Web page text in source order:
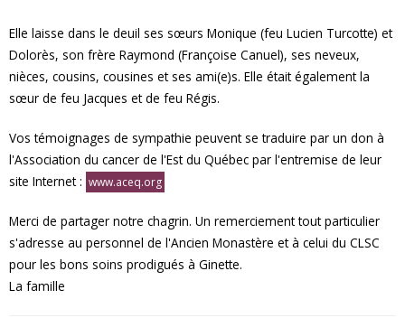
Elle laisse dans le deuil ses sœurs Monique (feu Lucien Turcotte) et
Dolorès, son frère Raymond (Françoise Canuel), ses neveux,
nièces, cousins, cousines et ses ami(e)s. Elle était également la
sœur de feu Jacques et de feu Régis.
Vos témoignages de sympathie peuvent se traduire par un don à
l'Association du cancer de l'Est du Québec par l'entremise de leur
site Internet : www.aceq.org
Merci de partager notre chagrin. Un remerciement tout particulier
s'adresse au personnel de l'Ancien Monastère et à celui du CLSC
pour les bons soins prodigués à Ginette.
La famille